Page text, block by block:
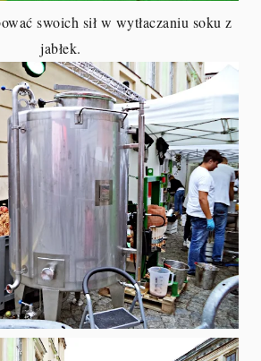
swoich sił w wytłaczaniu soku z
jabłek.